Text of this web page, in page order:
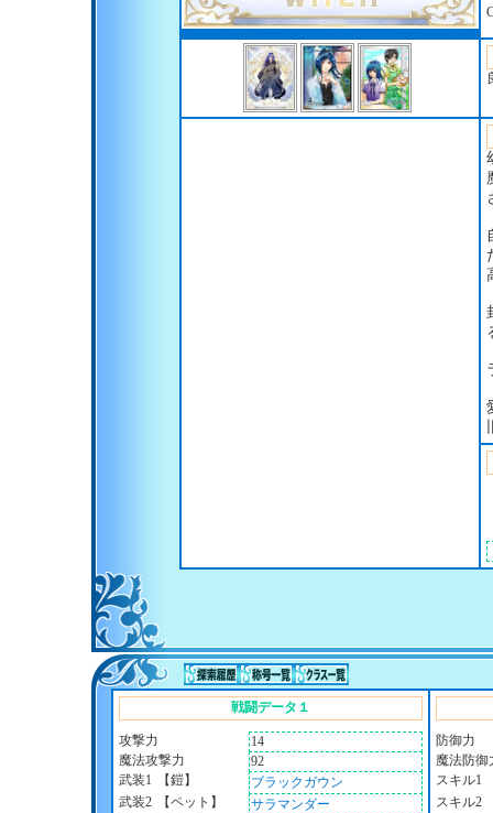
戦闘データ１
攻撃力
14
魔法攻撃力
92
武装1
【鎧】
ブラックガウン
武装2
【ペット】
サラマンダー
防御力
魔法防御
スキル1
スキル2